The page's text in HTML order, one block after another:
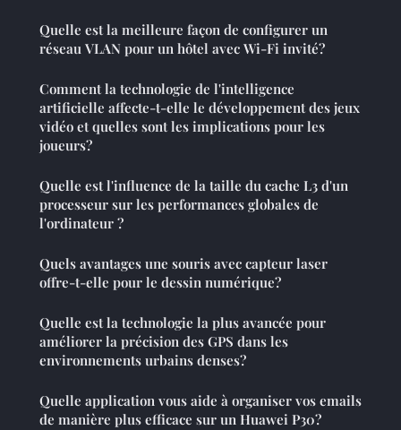
Quelle est la meilleure façon de configurer un
réseau VLAN pour un hôtel avec Wi-Fi invité?
Comment la technologie de l'intelligence
artificielle affecte-t-elle le développement des jeux
vidéo et quelles sont les implications pour les
joueurs?
Quelle est l'influence de la taille du cache L3 d'un
processeur sur les performances globales de
l'ordinateur ?
Quels avantages une souris avec capteur laser
offre-t-elle pour le dessin numérique?
Quelle est la technologie la plus avancée pour
améliorer la précision des GPS dans les
environnements urbains denses?
Quelle application vous aide à organiser vos emails
de manière plus efficace sur un Huawei P30?